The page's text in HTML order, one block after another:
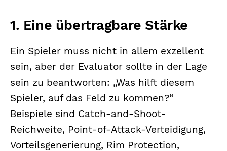
1. Eine übertragbare Stärke
Ein Spieler muss nicht in allem exzellent
sein, aber der Evaluator sollte in der Lage
sein zu beantworten: „Was hilft diesem
Spieler, auf das Feld zu kommen?“
Beispiele sind Catch-and-Shoot-
Reichweite, Point-of-Attack-Verteidigung,
Vorteilsgenerierung, Rim Protection,